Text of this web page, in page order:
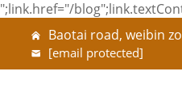
";link.href="/
Baotai road, weibin
[email protected]